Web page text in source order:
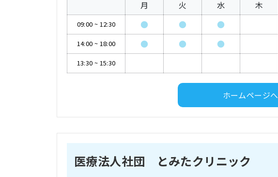
月 火 水 木
09:00 ~ 12:30 ● ● ●
14:00 ~ 18:00 ● ● ●
13:30 ~ 15:30
ホームページへ
医療法人社団 とみたクリニック